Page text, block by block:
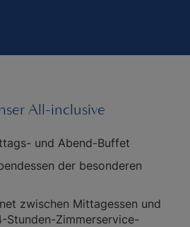
All-inclusive
und Abend-Buffet
der besonderen
zwischen Mittagessen und
Stunden-Zimmerservice-